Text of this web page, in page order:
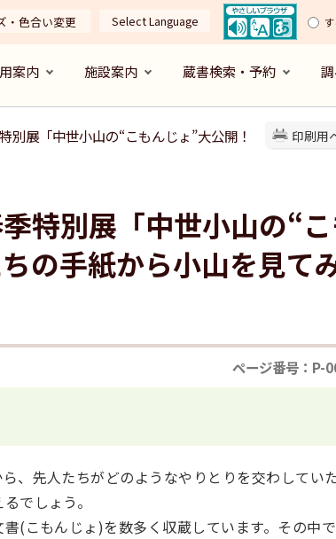
・色合い変更 Select Language
案内 施設案内 蔵書検索・予約
印刷用
別展「中世小山の“こもんじょ”大公開！
特別展「中世小山の“
の手紙から小山を見て
ページ番号：P-
、先人たちがどのようなやりとりを交わしてい
でしょう。
(こもんじょ)を数多く収蔵しています。その中で